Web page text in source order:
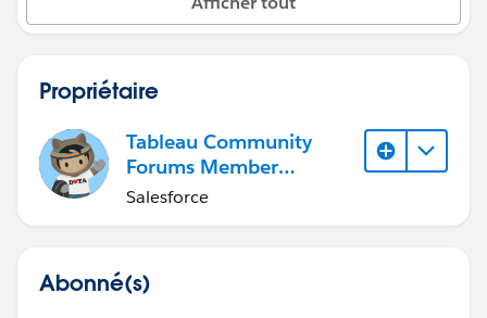
Propriétaire
Tableau Community
Forums Member
(Inactive)
Salesforce
Abonné(s)